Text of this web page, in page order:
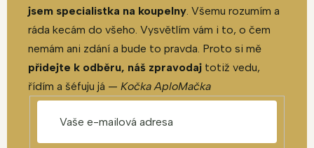
jsem specialistka na koupelny. Všemu rozumím a
ráda kecám do všeho. Vysvětlím vám i to, o čem
nemám ani zdání a bude to pravda. Proto si mě
přidejte k odběru, náš zpravodaj totiž vedu,
řídím a šéfuju já — Kočka AploMačka